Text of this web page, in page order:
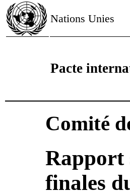
Nations Unies
Pacte
Comité
Rapport
finales